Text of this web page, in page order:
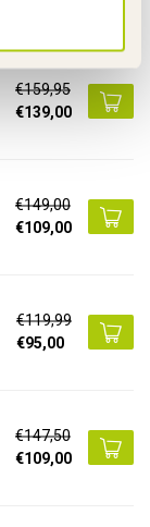
€159,95
€139,00
€149,00
€109,00
€119,99
€95,00
€147,50
€109,00